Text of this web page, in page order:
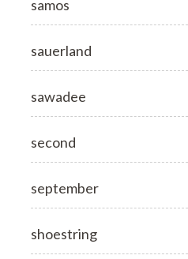
samos
sauerland
sawadee
second
september
shoestring